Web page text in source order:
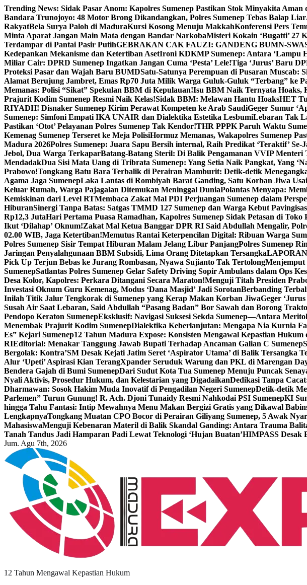
Skip
to
content
Trending News: Sidak Pasar Anom: Kapolres Sumenep Pastikan Stok Minyakita Aman
Bandara Trunojoyo: 48 Motor Brong Dikandangkan, Polres Sumenep Tebas Balap Liar
RakyatBela Surya Paloh di MaduraKursi Kosong Menuju MakkahKonferensi Pers
Minta Aparat Jangan Main Mata dengan Bandar NarkobaMisteri Kokain ‘Bugatti’ 27
Terdampar di Pantai Pasir PutihGEBRAKAN CAK FAUZI: GANDENG BUMN-
Kedepankan Mekanisme dan Ketertiban AsetIroni KDKMP Sumenep: Antara ‘Lampu
Miliar Cair: DPRD Sumenep Ingatkan Jangan Cuma ‘Pesta’ Lele!Tiga ‘Jurus’ Baru
Proteksi Pasar dan Wajah Baru BUMDSatu-Satunya Perempuan di Pusaran Muscab:
Alamat Berujung Jambret, Emas Rp70 Juta Milik Warga Guluk-Guluk “Terbang” ke
Memanas: Polisi “Sikat” Spekulan BBM di Kepulauan!Isu BBM Naik Ternyata Hoaks,
Prajurit Kodim Sumenep Resmi Naik Kelas!Sidak BBM: Melawan Hantu HoaksHET
RIYADH! Disnaker Sumenep Kirim Perawat Kompeten ke Arab SaudiGeger Sumur
Sumenep: Simfoni Empati IKA UNAIR dan Dialektika Estetika LesbumiLebaran Tak
Pastikan ‘Otot’ Pelayanan Polres Sumenep Tak Kendor!THR PPPK Paruh Waktu
Kemenag Sumenep Terseret ke Meja PolisiHormuz Memanas, Wakapolres Sumenep
Madura 2026Polres Sumenep: Juara Sapu Bersih internal, Raih Predikat ‘Teraktif’ Se-
Jebol, Dua Warga TerkaparBatang-Batang Steril: Di Balik Pengamanan VVIP Menteri
MendadakDua Sisi Mata Uang di Tribrata Sumenep: Yang Setia Naik Pangkat, Yang
Prabowo!Tongkang Batu Bara Terbalik di Perairan Mamburit: Detik-detik
Agama Jaga SumenepLaka Lantas di Rombiyah Barat Ganding, Satu Korban Jiwa
Keluar Rumah, Warga Pajagalan Ditemukan Meninggal DuniaPolantas Menyapa:
Kemiskinan dari Level RTMembaca Zakat Mal PDI Perjuangan Sumenep dalam
HiburanSinergi Tanpa Batas: Satgas TMMD 127 Sumenep dan Warga Kebut
Rp12,3 JutaHari Pertama Puasa Ramadhan, Kapolres Sumenep Sidak Petasan di Toko
Ikut ‘Dilahap’ Oknum!Zakat Mal Ketua Banggar DPR RI Said Abdullah Mengalir,
02.00 WIB, Jaga Ketertiban!Memutus Rantai Keterpencilan Digital: Ribuan Warga
Polres Sumenep Sisir Tempat Hiburan Malam Jelang Libur PanjangPolres Sumenep
Jaringan Penyalahgunaan BBM Subsidi, Lima Orang Ditetapkan Tersangka
Pick Up Terjun Bebas ke Jurang Rombasan, Nyawa Sujianto Tak TertolongMenjemput
SumenepSatlantas Polres Sumenep Gelar Safety Driving Sopir Ambulans dalam Ops
Desa Kolor, Kapolres: Perkara Ditangani Secara Maraton!Menguji Titah Presiden
Investasi Oknum Guru Kemenag, Modus ‘Dana Masjid’ Jadi SorotanBerbanding
Inilah Titik Jalur Tengkorak di Sumenep yang Kerap Makan Korban JiwaGeger
Susah Air Saat Lebaran, Said Abdullah “Pasang Badan” Bor Sawah dan Borong
Pendopo Keraton SumenepEksklusif: Navigasi Suksesi Sekda Sumenep—Antara
Menembak Prajurit Kodim SumenepDialektika Keberlanjutan: Mengapa Nia Kurnia
Es” Kejari Sumenep12 Tahun Madura Expose: Konsisten Mengawal Kepastian
RIEditorial: Menakar Tanggung Jawab Bupati Terhadap Ancaman Galian C Sumenep
Bergolak: Kontra’SM Desak Kejati Jatim Seret ‘Aspirator Utama’ di Balik Tersangka
Alur ‘Upeti’ Aspirasi Kian TerangXpander Seruduk Warung dan PKL di Marengan
Bendera Gajah di Bumi SumenepDari Sudut Kota Tua Sumenep Menuju Puncak
Nyali Aktivis, Prosedur Hukum, dan Kelestarian yang DigadaikanDedikasi Tanpa
Dharmawan: Sosok Hakim Muda Inovatif di Pengadilan Negeri SumenepDetik-detik
Parlemen” Turun Gunung! R. Ach. Djoni Tunaidy Resmi Nahkodai PSI SumenepKI
hingga Tahu Fantasi: Intip Mewahnya Menu Makan Bergizi Gratis yang Dikawal
LengkapnyaTongkang Muatan CPO Bocor di Perairan Giliyang Sumenep, 5 Awak
MahasiswaMenguji Kebenaran Materil di Balik Skandal Ganding: Antara Trauma
Tanah Tandus Jadi Hamparan Padi Lewat Teknologi ‘Hujan Buatan’HIMPASS Desak
Jum. Agu 7th, 2026
12 Tahun Mengawal Kepastian Hukum